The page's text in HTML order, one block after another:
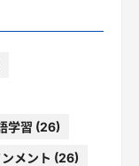
学習 (26)
メント (26)